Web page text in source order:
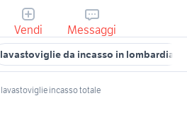
Vendi Messaggi
lavastoviglie da incasso in lombardia
lavastoviglie incasso totale